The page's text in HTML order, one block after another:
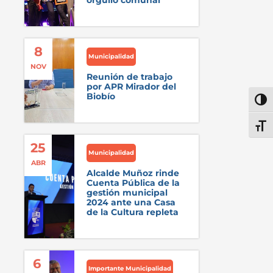
8
NOV
Municipalidad
Reunión de trabajo
por APR Mirador del
Biobío
25
ABR
Municipalidad
Alcalde Muñoz rinde
Cuenta Pública de la
gestión municipal
2024 ante una Casa
de la Cultura repleta
6 Importante Municipalidad